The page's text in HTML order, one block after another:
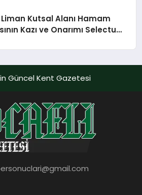
Kutsal Alanı Hamam
Kazı ve Onarımı Selectum
da Katkılarıyla
Güncel Kent Gazetesi